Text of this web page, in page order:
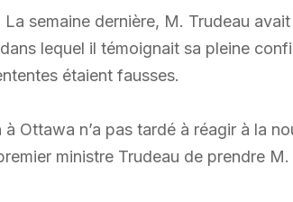
semaine dernière, M. Trudeau
lequel il témoignait sa pleine
étaient fausses.
Ottawa n’a pas tardé à réagir à la
ministre Trudeau de prendre